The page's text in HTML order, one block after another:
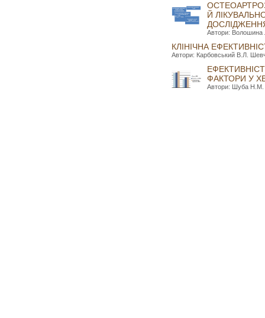
Й
Автори: Волошина
КЛІНІЧНА
Автори: Карбовський В.Л.
ФАКТОРИ У
Автори: Шуба Н.М.